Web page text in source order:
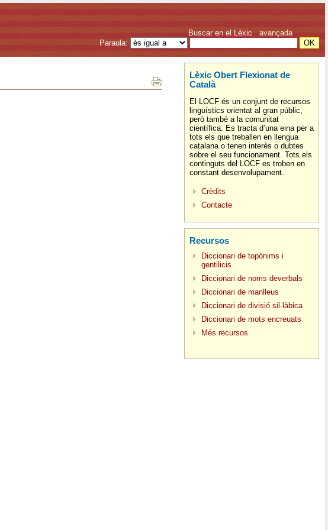
Buscar en el Lèxic avançada
Paraula:
Lèxic Obert Flexionat de
Català
El LOCF és un conjunt de recursos
lingüístics orientat al gran públic,
però també a la comunitat
científica. Es tracta d’una eina per a
tots els que treballen en llengua
catalana o tenen interès o dubtes
sobre el seu funcionament. Tots els
continguts del LOCF es troben en
constant desenvolupament.
Crèdits
Contacte
Recursos
Diccionari de topònims i
gentilicis
Diccionari de noms deverbals
Diccionari de manlleus
Diccionari de divisió sil·làbica
Diccionari de mots encreuats
Més recursos